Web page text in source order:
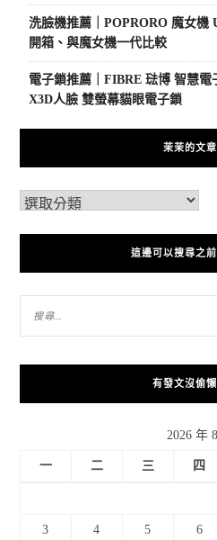
洗臉機推薦｜POPRORO 魔女機
開箱、與魔女機一代比較
電子鎖推薦｜FIBRE 琺博 智慧電
X3D人臉 雙螢幕貓眼電子鎖
茉茉的文
這邊可以搜尋之
有發文沒偷
2026 年
一 二 三 四
3 4 5 6